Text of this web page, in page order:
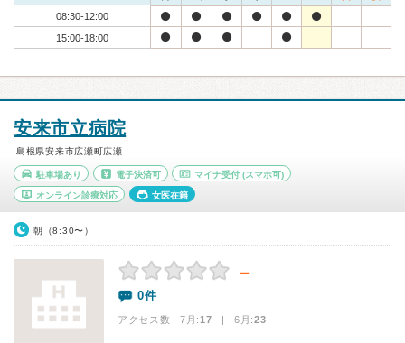
08:30-12:00
15:00-18:00
安来市立病院
島根県安来市広瀬町広瀬
駐車場あり 電子決済可 マイナ受付 (スマホ可)
オンライン診療対応 女医在籍
朝（8:30〜）
－
0件
アクセス数 7月:17 | 6月:23